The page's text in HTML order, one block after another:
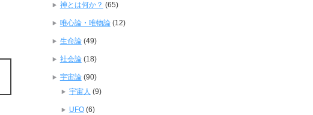
神とは何か？ (65)
唯心論・唯物論(12)
生命論(49)
社会論(18)
宇宙論(90)
宇宙人 (9)
UFO(6)